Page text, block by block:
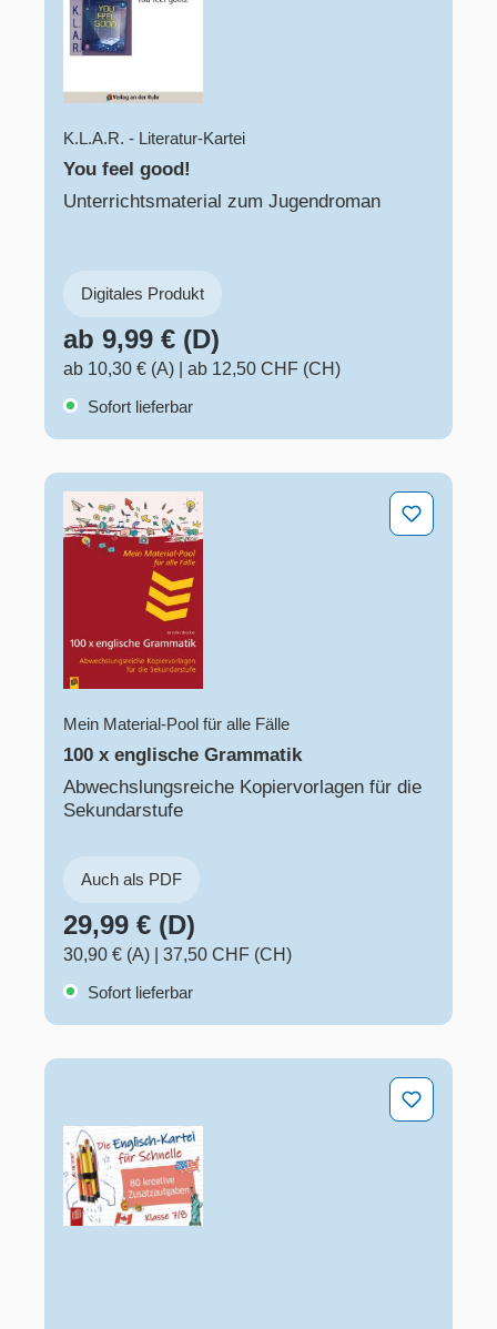
K.L.A.R. - Literatur-Kartei
You feel good!
Unterrichtsmaterial zum Jugendroman
Digitales Produkt
ab 9,99 € (D)
ab 10,30 € (A)
ab 12,50 CHF (CH)
Sofort lieferbar
100 x englische Grammatik
Mein Material-Pool für alle Fälle
100 x englische Grammatik
Abwechslungsreiche Kopiervorlagen für die
Sekundarstufe
Auch als PDF
29,99 € (D)
30,90 € (A)
37,50 CHF (CH)
Sofort lieferbar
Die Englisch-Kartei für Schnelle - Klasse 7/8